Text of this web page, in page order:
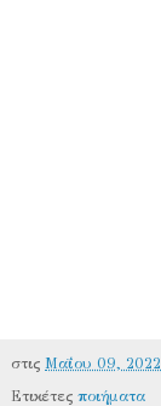
στις Μαΐου 09, 2022
Ετικέτες ποιήματα